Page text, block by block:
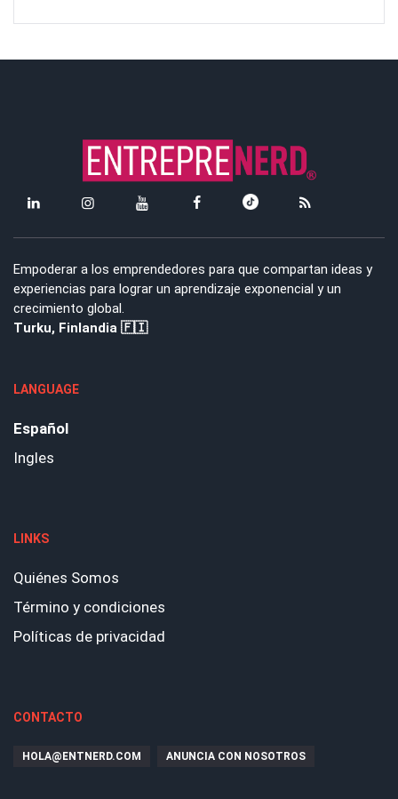
Empoderar a los emprendedores para que compartan ideas y
experiencias para lograr un aprendizaje exponencial y un
crecimiento global.
Turku, Finlandia 🇫🇮
LANGUAGE
Español
Ingles
LINKS
Quiénes Somos
Término y condiciones
Políticas de privacidad
CONTACTO
HOLA@ENTNERD.COM ANUNCIA CON NOSOTROS